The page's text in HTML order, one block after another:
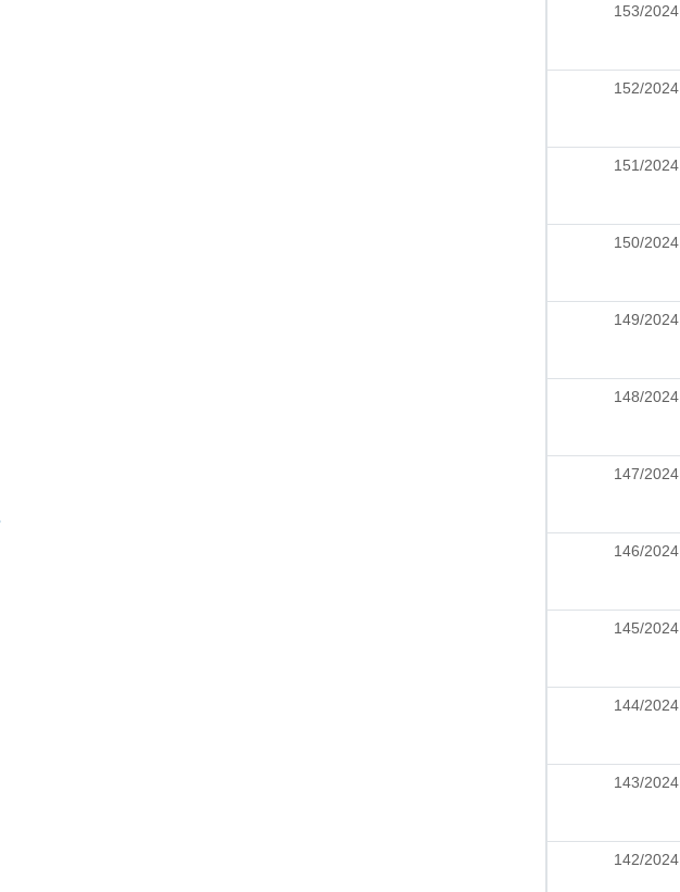
153/2024
152/2024
151/2024
150/2024
149/2024
148/2024
147/2024
146/2024
145/2024
144/2024
143/2024
142/2024